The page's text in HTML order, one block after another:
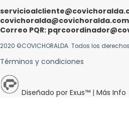
Correo PQR:
2020 ©COVICHORALDA. Todos los
Términos y condiciones
Diseñado por Exus™ | Más Info